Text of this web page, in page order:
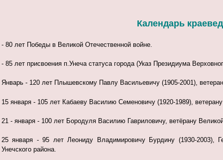
Календарь
- 80 лет Победы в Великой Отечественной войне.
- 85 лет присвоения п.Унеча статуса города (Указ Президиума
Январь - 120 лет Плышевскому Павлу Васильевичу (1905-2001),
15 января - 105 лет Кабаеву Василию Семеновичу (1920-1989),
21 - января - 100 лет Бородуля Василию Гавриловичу, ветёрану
25 января - 95 лет Леониду Владимировичу Бурдину (1930-2003),
Унечского района.